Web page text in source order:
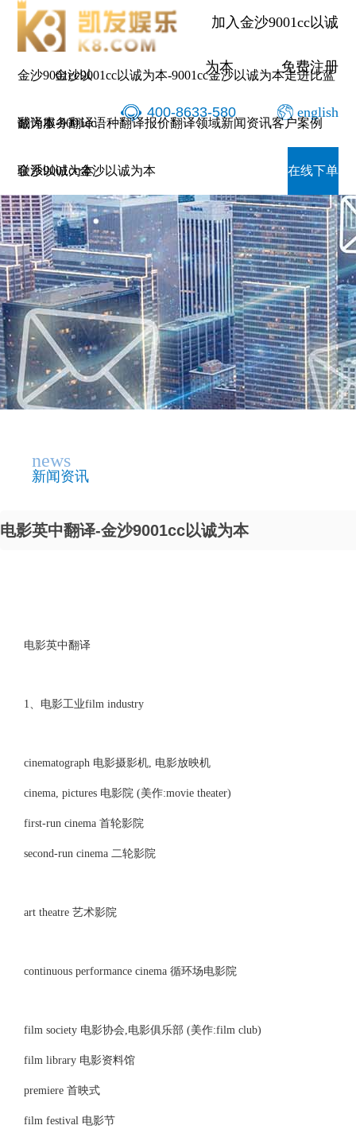
加入金沙9001cc以诚
为本 免费注册
400-8633-580 english
金沙9001cc以
诚为本-9001cc
金沙以诚为本
金沙9001cc以诚为本-9001cc金沙以诚为本走进比蓝
翻译服务翻译语种翻译报价翻译领域新闻资讯客户案例
联系9001cc金沙以诚为本 在线下单
news
新闻资讯
电影英中翻译-金沙9001cc以诚为本
电影英中翻译
1、电影工业film industry
cinematograph 电影摄影机, 电影放映机
cinema, pictures 电影院 (美作:movie theater)
first-run cinema 首轮影院
second-run cinema 二轮影院
art theatre 艺术影院
continuous performance cinema 循环场电影院
film society 电影协会,电影俱乐部 (美作:film club)
film library 电影资料馆
premiere 首映式
film festival 电影节